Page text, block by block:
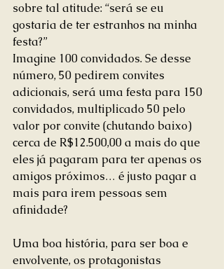
sobre tal atitude: “será se eu
gostaria de ter estranhos na minha
festa?”
Imagine 100 convidados. Se desse
número, 50 pedirem convites
adicionais, será uma festa para 150
convidados, multiplicado 50 pelo
valor por convite (chutando baixo)
cerca de R$12.500,00 a mais do que
eles já pagaram para ter apenas os
amigos próximos… é justo pagar a
mais para irem pessoas sem
afinidade?
Uma boa história, para ser boa e
envolvente, os protagonistas